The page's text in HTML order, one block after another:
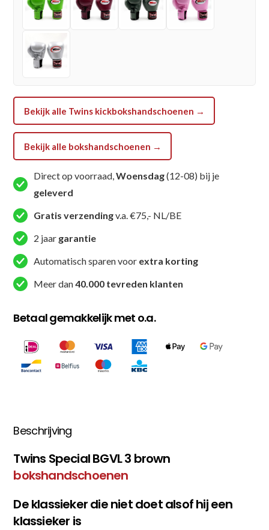
Bekijk alle Twins kickbokshandschoenen →
Bekijk alle bokshandschoenen →
Direct op voorraad,Woensdag(12-08) bij je
geleverd
Gratis verzendingv.a. €75,- NL/BE
2 jaar garantie
Automatisch sparen voor extra korting
Meer dan40.000 tevreden klanten
Betaal gemakkelijk met o.a.
Beschrijving
Twins Special BGVL 3 brown
bokshandschoenen
De klassieker die niet doet alsof hij een
klassieker is